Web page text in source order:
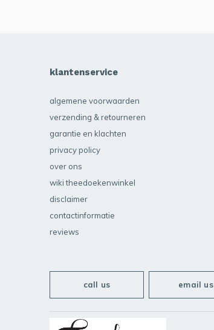
klantenservice
algemene voorwaarden
verzending & retourneren
garantie en klachten
privacy policy
over ons
wiki theedoekenwinkel
disclaimer
contactinformatie
reviews
call us email us